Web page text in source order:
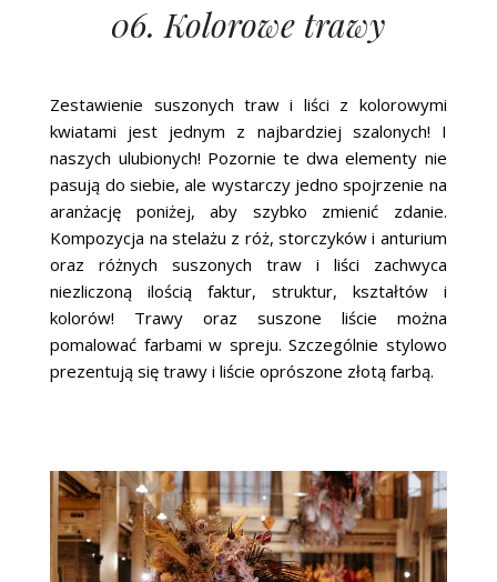
06. Kolorowe trawy
Zestawienie suszonych traw i liści z kolorowymi
kwiatami jest jednym z najbardziej szalonych! I
naszych ulubionych! Pozornie te dwa elementy nie
pasują do siebie, ale wystarczy jedno spojrzenie na
aranżację poniżej, aby szybko zmienić zdanie.
Kompozycja na stelażu z róż, storczyków i anturium
oraz różnych suszonych traw i liści zachwyca
niezliczoną ilością faktur, struktur, kształtów i
kolorów! Trawy oraz suszone liście można
pomalować farbami w spreju. Szczególnie stylowo
prezentują się trawy i liście oprószone złotą farbą.